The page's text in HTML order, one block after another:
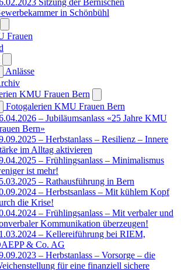
Sitzung der Bernischen
in Schönbühl
Frauen
Anlässe
KMU Frauen Bern
Fotogalerien KMU Frauen Bern
– Jubiläumsanlass «25 Jahre KMU
Bern»
– Herbstanlass – Resilienz – Innere
im Alltag aktivieren
– Frühlingsanlass – Minimalismus
ist mehr!
– Rathausführung in Bern
– Herbstsanlass – Mit kühlem Kopf
die Krise!
– Frühlingsanlass – Mit verbaler und
Kommunikation überzeugen!
– Kellereiführung bei RIEM,
& Co. AG
– Herbstanlass – Vorsorge – die
für eine finanziell sichere